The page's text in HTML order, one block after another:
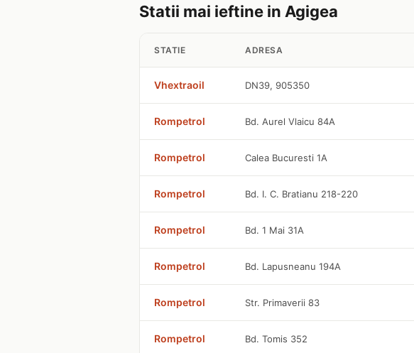
Statii mai ieftine in Agigea
STATIE ADRESA
Vhextraoil DN39, 905350
Rompetrol Bd. Aurel Vlaicu 84A
Rompetrol Calea Bucuresti 1A
Rompetrol Bd. I. C. Bratianu 218-220
Rompetrol Bd. 1 Mai 31A
Rompetrol Bd. Lapusneanu 194A
Rompetrol Str. Primaverii 83
Rompetrol Bd. Tomis 352